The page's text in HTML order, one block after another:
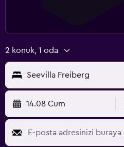
Çalışma alanı
Faks
Laptop kasası
Çalışma masası
Spor
Spor salonu
2 konuk, 1 oda
Seevilla Freiberg
14.08 Cum